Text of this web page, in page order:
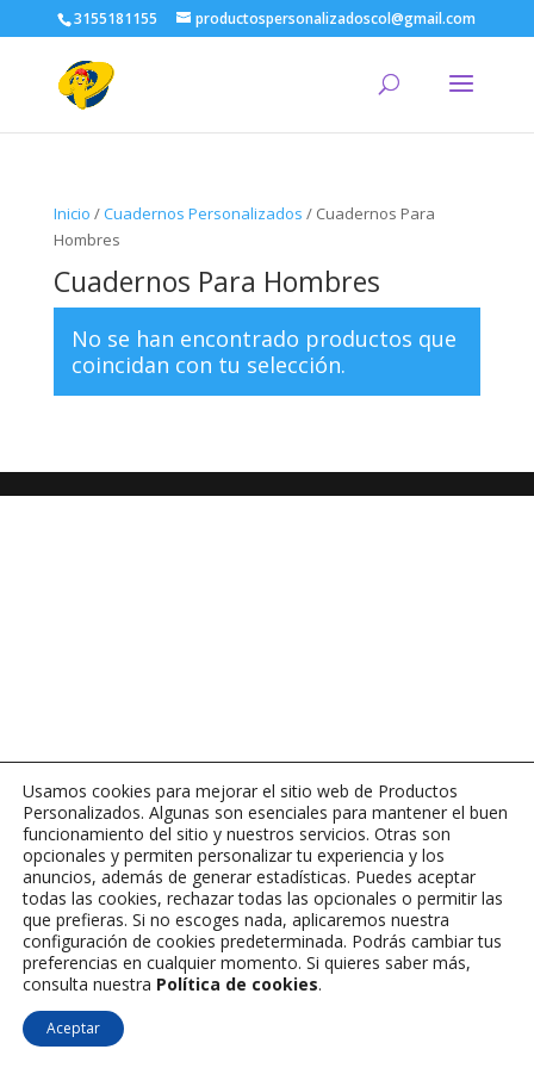
3155181155 productospersonalizadoscol@gmail.com
Inicio /Cuadernos Personalizados / Cuadernos Para
Hombres
Cuadernos Para Hombres
No se han encontrado productos que
coincidan con tu selección.
Usamos cookies para mejorar el sitio web de Productos
Personalizados. Algunas son esenciales para mantener el buen
funcionamiento del sitio y nuestros servicios. Otras son
opcionales y permiten personalizar tu experiencia y los
anuncios, además de generar estadísticas. Puedes aceptar
todas las cookies, rechazar todas las opcionales o permitir las
que prefieras. Si no escoges nada, aplicaremos nuestra
configuración de cookies predeterminada. Podrás cambiar tus
preferencias en cualquier momento. Si quieres saber más,
consulta nuestra Política de cookies.
Aceptar